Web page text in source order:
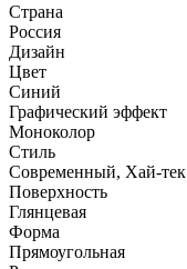
Страна
Россия
Дизайн
Цвет
Синий
Графический эффект
Моноколор
Стиль
Современный, Хай-тек
Поверхность
Глянцевая
Форма
Прямоугольная